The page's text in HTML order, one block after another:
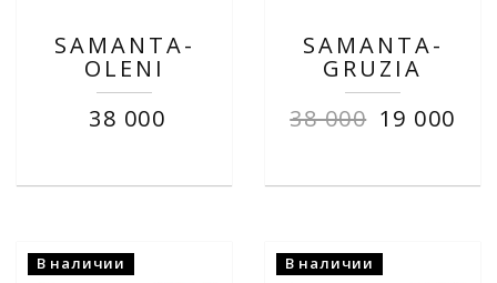
SAMANTA-
OLENI
38 000
SAMANTA-
GRUZIA
38 000 19 000
В наличии В наличии